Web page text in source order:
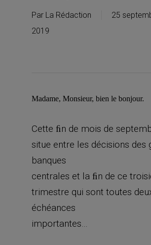
Par La Rédaction
25
2019
Madame, Monsieur, bien le bonjour.
Cette ﬁn de mois de
situe entre les décisions des
banques
centrales et la ﬁn de ce
trimestre qui sont toutes
échéances
importantes…